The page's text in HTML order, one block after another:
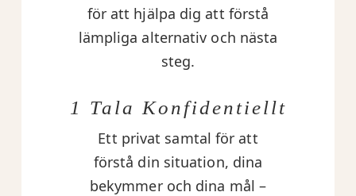
för att hjälpa dig att förstå
lämpliga alternativ och nästa
steg.
1 Tala Konfidentiellt
Ett privat samtal för att
förstå din situation, dina
bekymmer och dina mål –